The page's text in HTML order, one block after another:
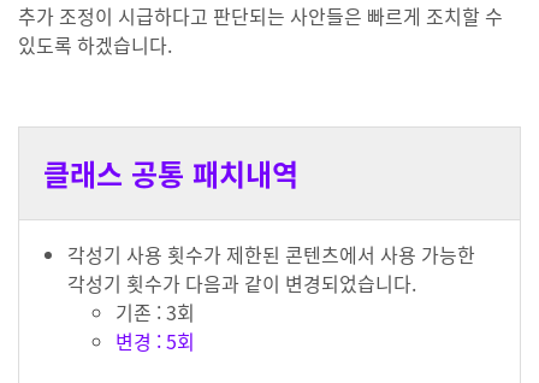
추가 조정이 시급하다고 판단되는 사안들은 빠르게 조치할 수
있도록 하겠습니다.
클래스 공통 패치내역
각성기 사용 횟수가 제한된 콘텐츠에서 사용 가능한
각성기 횟수가 다음과 같이 변경되었습니다.
기존 : 3회
변경 : 5회